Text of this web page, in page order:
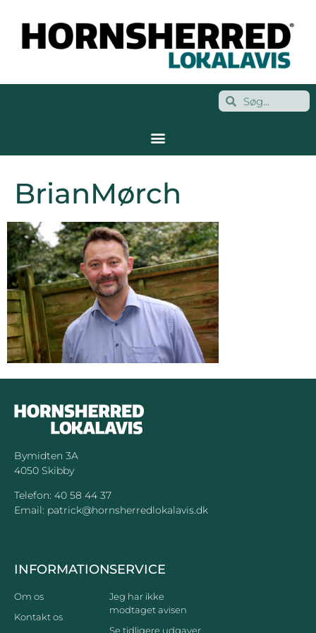
BrianMørch
Bymidten 3A
4050 Skibby
Telefon: 40 58 44 37
Email: patrick@hornsherredlokalavis.dk
INFORMATION
Om os
Kontakt os
SERVICE
Jeg har ikke
modtaget avisen
Se tidligere udgaver